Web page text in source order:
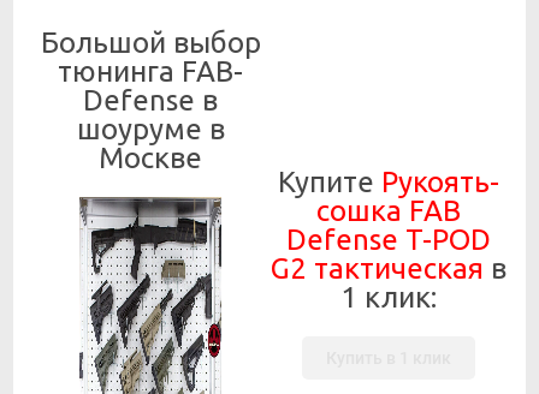
Большой выбор
тюнинга FAB-
Defense в
шоуруме в
Москве
Купите Рукоять-
сошка FAB
Defense T-POD
G2 тактическая в
1 клик: